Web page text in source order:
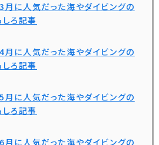
月に人気だった海やダイビングの
しろ記事
月に人気だった海やダイビングの
しろ記事
月に人気だった海やダイビングの
しろ記事
月に人気だった海やダイビングの